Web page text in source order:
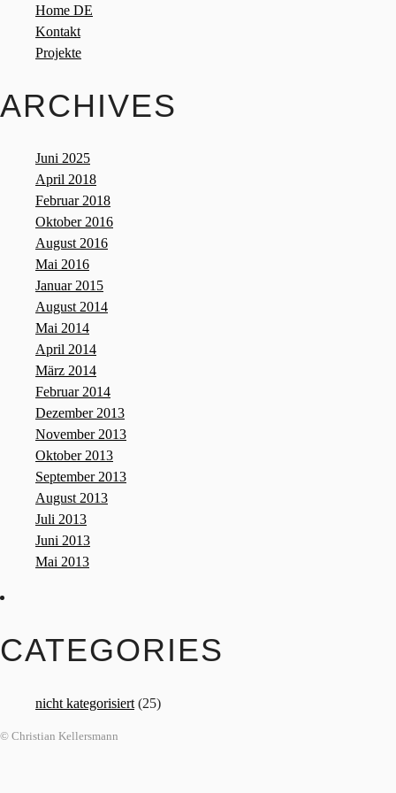
Home DE
Kontakt
Projekte
ARCHIVES
Juni 2025
April 2018
Februar 2018
Oktober 2016
August 2016
Mai 2016
Januar 2015
August 2014
Mai 2014
April 2014
März 2014
Februar 2014
Dezember 2013
November 2013
Oktober 2013
September 2013
August 2013
Juli 2013
Juni 2013
Mai 2013
CATEGORIES
nicht kategorisiert (25)
© Christian Kellersmann